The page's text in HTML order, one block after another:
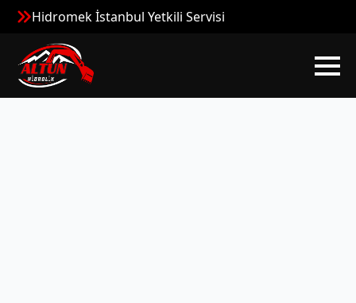
Hidromek İstanbul Yetkili Servisi